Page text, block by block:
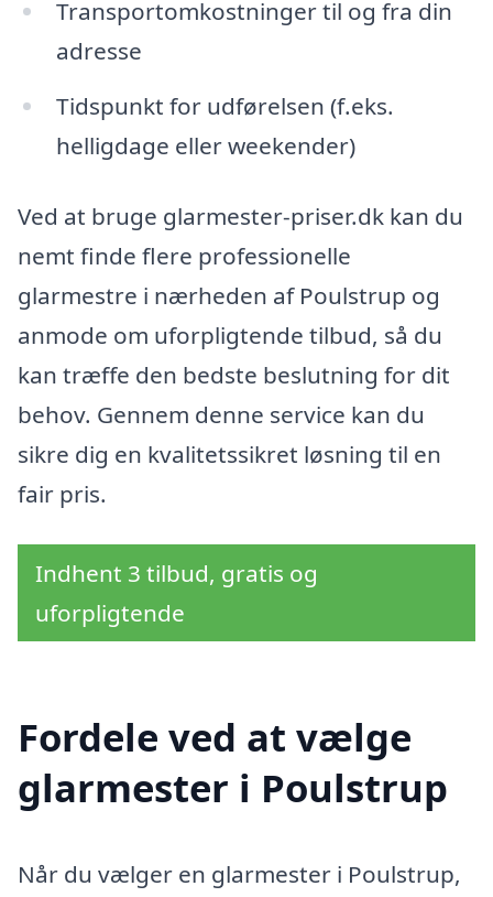
Transportomkostninger til og fra din
adresse
Tidspunkt for udførelsen (f.eks.
helligdage eller weekender)
Ved at bruge glarmester-priser.dk kan du
nemt finde flere professionelle
glarmestre i nærheden af Poulstrup og
anmode om uforpligtende tilbud, så du
kan træffe den bedste beslutning for dit
behov. Gennem denne service kan du
sikre dig en kvalitetssikret løsning til en
fair pris.
Indhent 3 tilbud, gratis og
uforpligtende
Fordele ved at vælge
glarmester i Poulstrup
Når du vælger en glarmester i Poulstrup,